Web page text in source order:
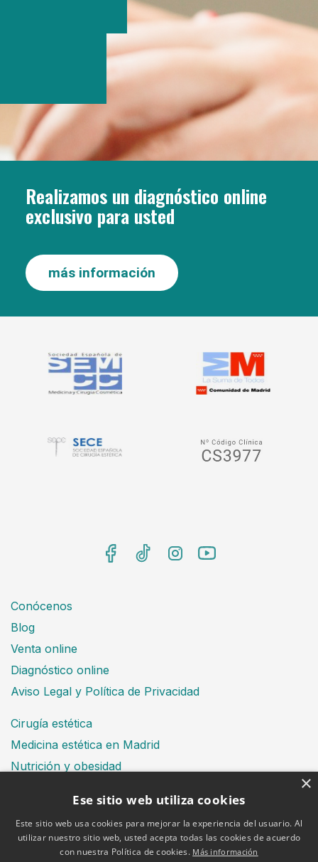
Realizamos un diagnóstico online
exclusivo para usted
más información
Conócenos
Blog
Venta online
Diagnóstico online
Aviso Legal y Política de Privacidad
Cirugía estética
Medicina estética en Madrid
Nutrición y obesidad
Financiación
×
Ese sitio web utiliza cookies
Este sitio web usa cookies para mejorar la experiencia del usuario. Al
utilizar nuestro sitio web, usted acepta todas las cookies de acuerdo
con nuestra Política de cookies. Más información